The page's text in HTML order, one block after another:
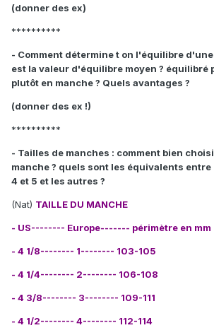
(donner des ex)
**********
- Comment détermine t on l'équilibre
est la valeur d'équilibre moyen ? équilibré
plutôt en manche ? Quels avantages ?
(donner des ex !)
**********
- Tailles de manches : comment bien
manche ? quels sont les équivalents entre
4 et 5 et les autres ?
(Nat) TAILLE DU MANCHE
- US-------- Europe------- périmètre en mm
- 4 1/8-------- 1-------- 103-105
- 4 1/4-------- 2-------- 106-108
- 4 3/8-------- 3-------- 109-111
- 4 1/2-------- 4-------- 112-114